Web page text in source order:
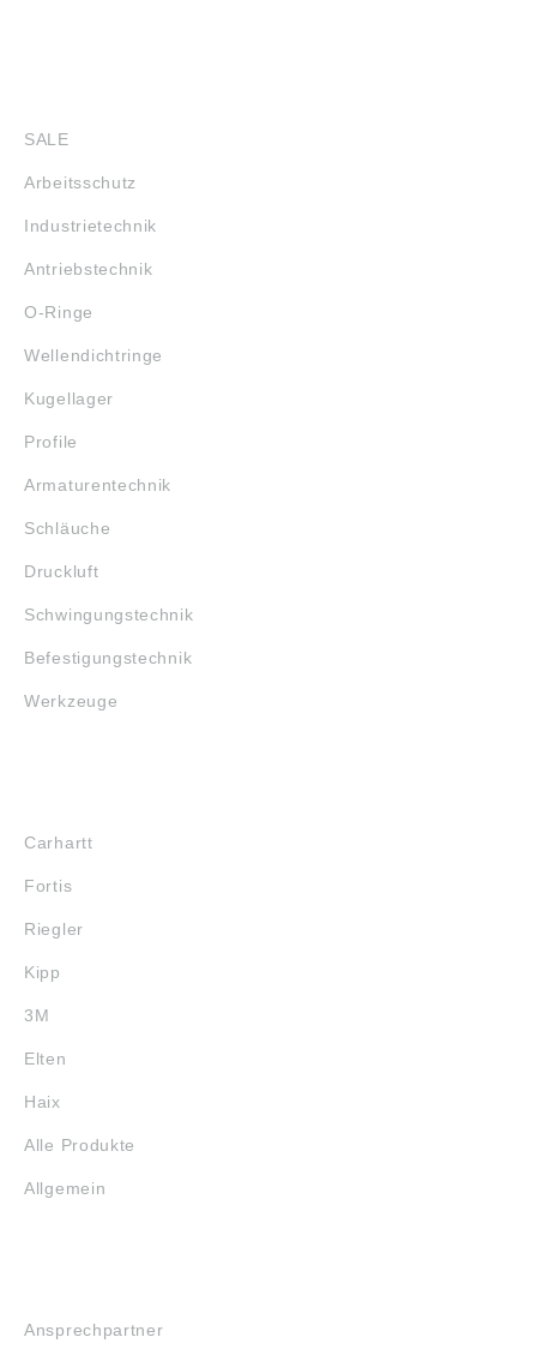
SALE
Arbeitsschutz
Industrietechnik
Antriebstechnik
O-Ringe
Wellendichtringe
Kugellager
Profile
Armaturentechnik
Schläuche
Druckluft
Schwingungstechnik
Befestigungstechnik
Werkzeuge
Carhartt
Fortis
Riegler
Kipp
3M
Elten
Haix
Alle Produkte
Allgemein
Ansprechpartner